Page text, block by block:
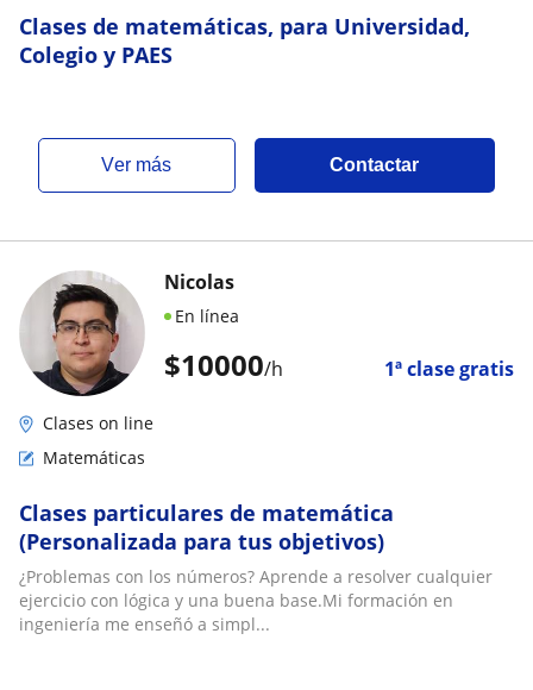
Clases de matemáticas, para Universidad,
Colegio y PAES
ver más Contactar
$10000/h 1ª clase gratis
Nicolas
En línea
Clases on line
Matemáticas
Clases particulares de matemática
(Personalizada para tus objetivos)
¿Problemas con los números? Aprende a resolver cualquier
ejercicio con lógica y una buena base.Mi formación en
ingeniería me enseñó a simpl...